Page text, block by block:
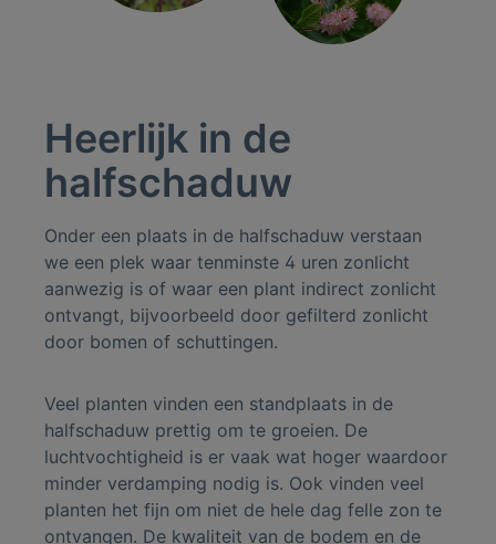
Heerlijk in de
halfschaduw
Onder een plaats in de halfschaduw verstaan
we een plek waar tenminste 4 uren zonlicht
aanwezig is of waar een plant indirect zonlicht
ontvangt, bijvoorbeeld door gefilterd zonlicht
door bomen of schuttingen.
Veel planten vinden een standplaats in de
halfschaduw prettig om te groeien. De
luchtvochtigheid is er vaak wat hoger waardoor
minder verdamping nodig is. Ook vinden veel
planten het fijn om niet de hele dag felle zon te
ontvangen. De kwaliteit van de bodem en de